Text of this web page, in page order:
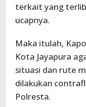
terkait yang
ucapnya.
Maka itulah,
Kota Jayapura
situasi dan rute
dilakukan
Polresta.